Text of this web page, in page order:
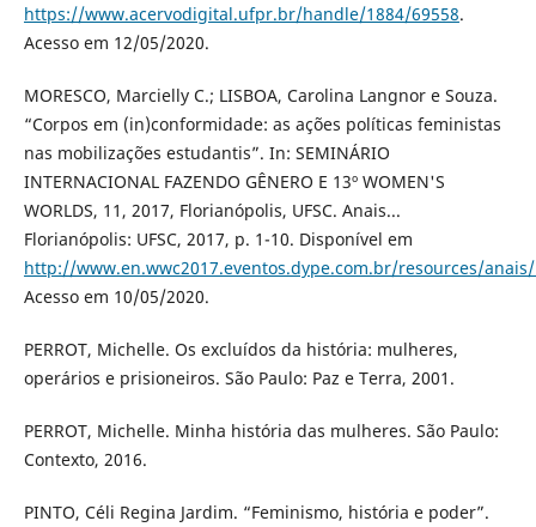
https://www.acervodigital.ufpr.br/handle/1884/69558.
Acesso em 12/05/2020.
MORESCO, Marcielly C.; LISBOA, Carolina Langnor e Souza.
“Corpos em (in)conformidade: as ações políticas feministas
nas mobilizações estudantis”. In: SEMINÁRIO
INTERNACIONAL FAZENDO GÊNERO E 13º WOMEN'S
WORLDS, 11, 2017, Florianópolis, UFSC. Anais...
Florianópolis: UFSC, 2017, p. 1-10. Disponível em
http://www.en.wwc2017.eventos.dype.com.br/resources/anais/
Acesso em 10/05/2020.
PERROT, Michelle. Os excluídos da história: mulheres,
operários e prisioneiros. São Paulo: Paz e Terra, 2001.
PERROT, Michelle. Minha história das mulheres. São Paulo:
Contexto, 2016.
PINTO, Céli Regina Jardim. “Feminismo, história e poder”.